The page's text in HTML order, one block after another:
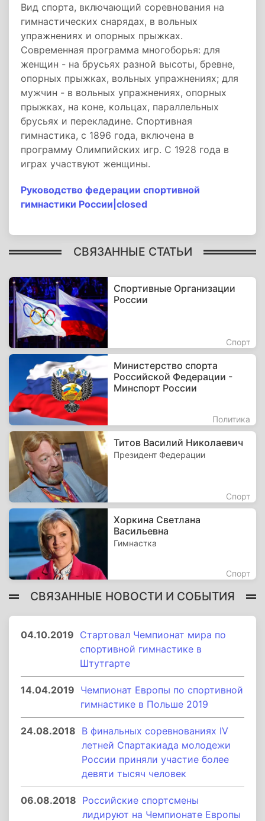
Вид спорта, включающий соревнования на
гимнастических снарядах, в вольных
упражнениях и опорных прыжках.
Современная программа многоборья: для
женщин - на брусьях разной высоты, бревне,
опорных прыжках, вольных упражнениях; для
мужчин - в вольных упражнениях, опорных
прыжках, на коне, кольцах, параллельных
брусьях и перекладине. Спортивная
гимнастика, с 1896 года, включена в
программу Олимпийских игр. С 1928 года в
играх участвуют женщины.
Руководство федерации спортивной
гимнастики России|closed
СВЯЗАННЫЕ СТАТЬИ
Спортивные Организации
России
Спорт
Министерство спорта
Российской Федерации -
Минспорт России
Политика
Титов Василий Николаевич
Президент Федерации
Спорт
Хоркина Светлана
Васильевна
Гимнастка
Спорт
СВЯЗАННЫЕ НОВОСТИ И СОБЫТИЯ
04.10.2019 Стартовал Чемпионат мира по
спортивной гимнастике в
Штутгарте
14.04.2019 Чемпионат Европы по спортивной
гимнастике в Польше 2019
24.08.2018 В финальных соревнованиях IV
летней Спартакиада молодежи
России приняли участие более
девяти тысяч человек
06.08.2018 Российские спортсмены
лидируют на Чемпионате Европы